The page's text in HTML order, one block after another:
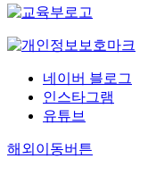
네이버 블로그
인스타그램
유튜브
해외이동버튼